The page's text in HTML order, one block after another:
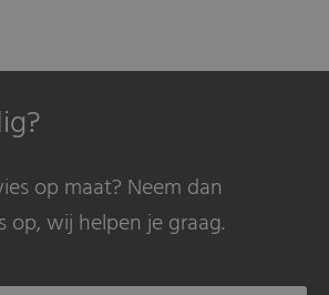
op maat? Neem dan
wij helpen je graag.